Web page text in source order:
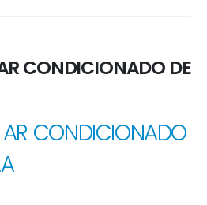
CONDICIONADO DE
AR CONDICIONADO